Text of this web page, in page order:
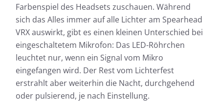
Farbenspiel des Headsets zuschauen. Während
sich das Alles immer auf alle Lichter am Spearhead
VRX auswirkt, gibt es einen kleinen Unterschied bei
eingeschaltetem Mikrofon: Das LED-Röhrchen
leuchtet nur, wenn ein Signal vom Mikro
eingefangen wird. Der Rest vom Lichterfest
erstrahlt aber weiterhin die Nacht, durchgehend
oder pulsierend, je nach Einstellung.